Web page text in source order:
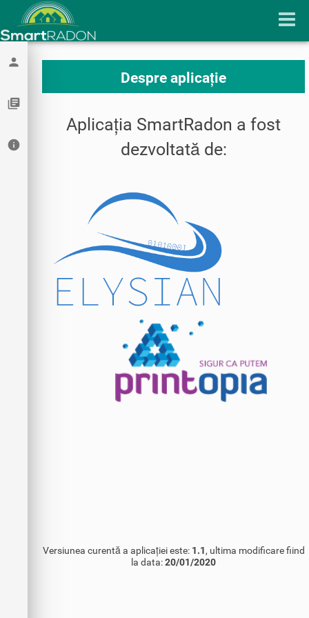
person
library_books
info
Despre aplicație
Aplicația SmartRadon a fost
dezvoltată de:
Versiunea curentă a aplicației este: 1.1, ultima modificare fiind
la data:20/01/2020